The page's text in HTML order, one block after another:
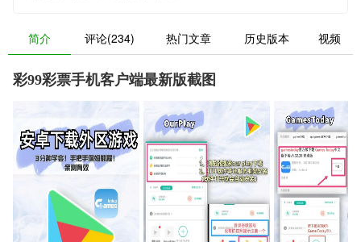
简介 评论(234) 热门文章 历史版本 视频
彩99彩票手机客户端最新版截图